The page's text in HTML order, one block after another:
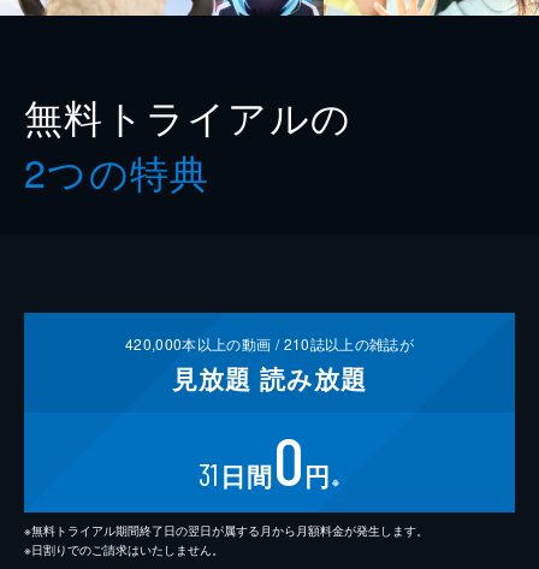
無料トライアルの
2つの特典
420,000本以上の動画 /210誌以上の雑誌が
見放題 読み放題
31 日間0円 ※
※無料トライアル期間終了日の翌日が属する月から月額料金が発生します。
※日割りでのご請求はいたしません。